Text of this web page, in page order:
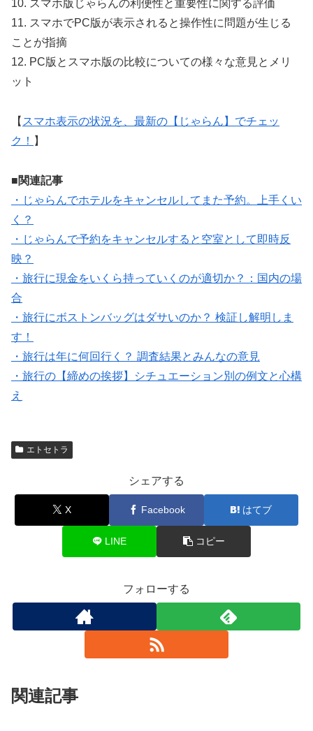
10. スマホ版じゃらんの利便性と重要性に関する評価
11. スマホでPC版が表示されると操作性に問題が生じる
ことが指摘
12. PC版とスマホ版の比較についての様々な意見とメリ
ット
【 スマホ表示の状況を、最新の【じゃらん】でチェッ
ク！ 】
■関連記事
・じゃらんでホテルをキャンセルしてまた予約。上手くい
く？
・じゃらんで予約をキャンセルすると空室として即時反
映？
・旅行に現金をいくら持っていくのが適切か？：国内の場
合
・旅行にボストンバッグはダサいのか？ 検証し解明しま
す！
・旅行は年に何回行く？ 調査結果とみんなの意見
・旅行の【締めの挨拶】シチュエーション別の例文と心構
え
エトセトラ
シェアする
X Facebook はてブ
LINE コピー
フォローする
関連記事